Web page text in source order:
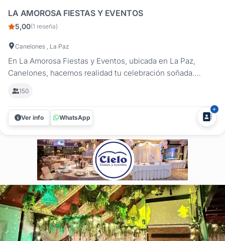
LA AMOROSA FIESTAS Y EVENTOS
5,00(1 reseña)
Canelones , La Paz
En La Amorosa Fiestas y Eventos, ubicada en La Paz,
Canelones, hacemos realidad tu celebración soñada.
satisfacer todos tus deseos y expectativas, siendo el lugar
ideal para eventos empresariales, cumpleaños,
aniversarios, despedidas, baby...
150
Ver info WhatsApp